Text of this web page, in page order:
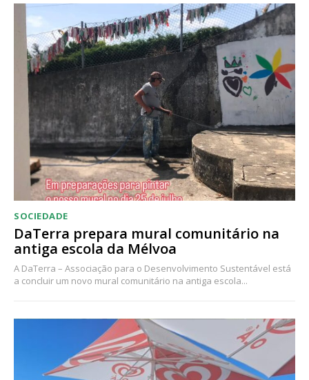
SOCIEDADE
DaTerra prepara mural comunitário na
antiga escola da Mélvoa
A DaTerra – Associação para o Desenvolvimento Sustentável está
a concluir um novo mural comunitário na antiga escola...